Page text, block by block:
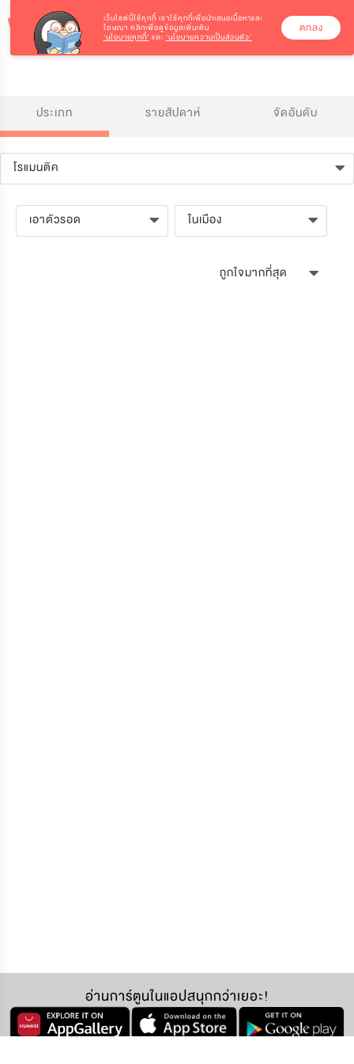
ประเภท รายสัปดาห์ จัดอันดับ
โรแมนติค
เอาตัวรอด ในเมือง
ถูกใจมากที่สุด
เว็บไซต์นี้ใช้คุกกี้ เราใช้คุกกี้เพื่อนำเสนอเนื้อหาและ
โฆษณา คลิกเพื่อดูข้อมูลเพิ่มเติม
‘นโยบายคุกกี้’ และ ‘นโยบายความเป็นส่วนตัว’
ตกลง
อ่านการ์ตูนในแอปสนุกกว่าเยอะ!